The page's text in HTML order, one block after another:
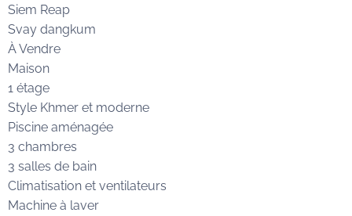
Siem Reap
Svay dangkum
À Vendre
Maison
1 étage
Style Khmer et moderne
Piscine aménagée
3 chambres
3 salles de bain
Climatisation et ventilateurs
Machine à laver